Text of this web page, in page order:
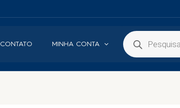
CONTATO MINHA CONTA